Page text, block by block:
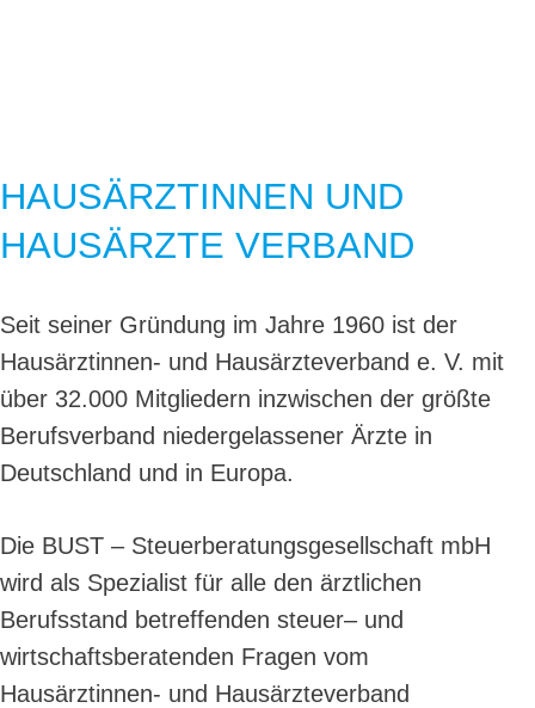
HAUSÄRZTINNEN UND
HAUSÄRZTE VERBAND
Seit seiner Gründung im Jahre 1960 ist der
Hausärztinnen- und Hausärzteverband e. V. mit
über 32.000 Mitgliedern inzwischen der größte
Berufsverband niedergelassener Ärzte in
Deutschland und in Europa.
Die BUST – Steuerberatungsgesellschaft mbH
wird als Spezialist für alle den ärztlichen
Berufsstand betreffenden steuer– und
wirtschaftsberatenden Fragen vom
Hausärztinnen- und Hausärzteverband